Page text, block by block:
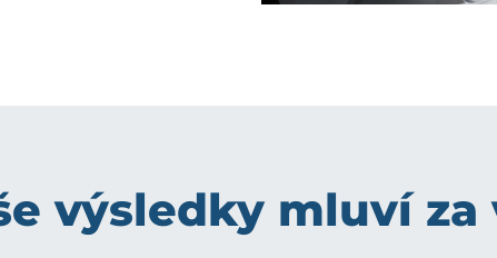
výsledky mluví za